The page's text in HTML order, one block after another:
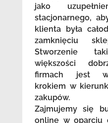
jako
stacjonarnego,
klienta była
zamknięciu
Stworzenie
większości
firmach jest
krokiem w
zakupów.
Zajmujemy się
online w oparciu